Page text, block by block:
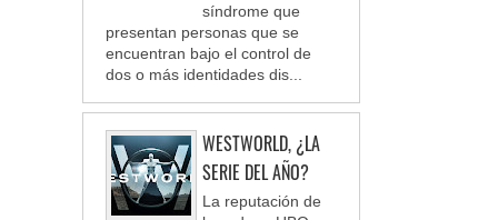
síndrome que
presentan personas que se
encuentran bajo el control de
dos o más identidades dis...
WESTWORLD, ¿LA
SERIE DEL AÑO?
La reputación de